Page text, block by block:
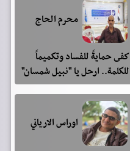
محرم الحاج
كفى حمايةً للفساد وتكميماً
للكلمة.. ارحل يا "نبيل شمسان"
اوراس الارياني